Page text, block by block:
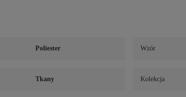
Poliester Wzór
Tkany Kolekcja